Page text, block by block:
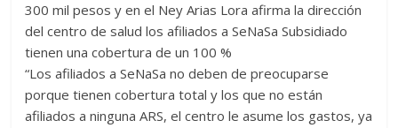
300 mil pesos y en el Ney Arias Lora afirma la dirección
del centro de salud los afiliados a SeNaSa Subsidiado
tienen una cobertura de un 100 %
“Los afiliados a SeNaSa no deben de preocuparse
porque tienen cobertura total y los que no están
afiliados a ninguna ARS, el centro le asume los gastos, ya